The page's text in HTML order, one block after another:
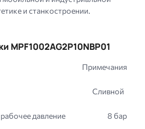
и станкостроении.
MPF1002AG2P10NBP01
Примечания
Сливной
давление 8 бар